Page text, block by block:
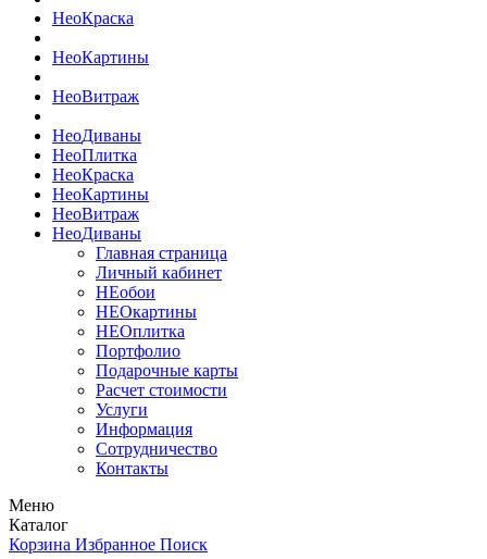
НеоКраска
НеоКартины
НеоВитраж
НеоДиваны
НеоПлитка
НеоКраска
НеоКартины
НеоВитраж
НеоДиваны
Главная страница
Личный кабинет
НЕобои
НЕОкартины
НЕОплитка
Портфолио
Подарочные карты
Расчет стоимости
Услуги
Информация
Сотрудничество
Контакты
Меню
Каталог
Корзина Избранное Поиск